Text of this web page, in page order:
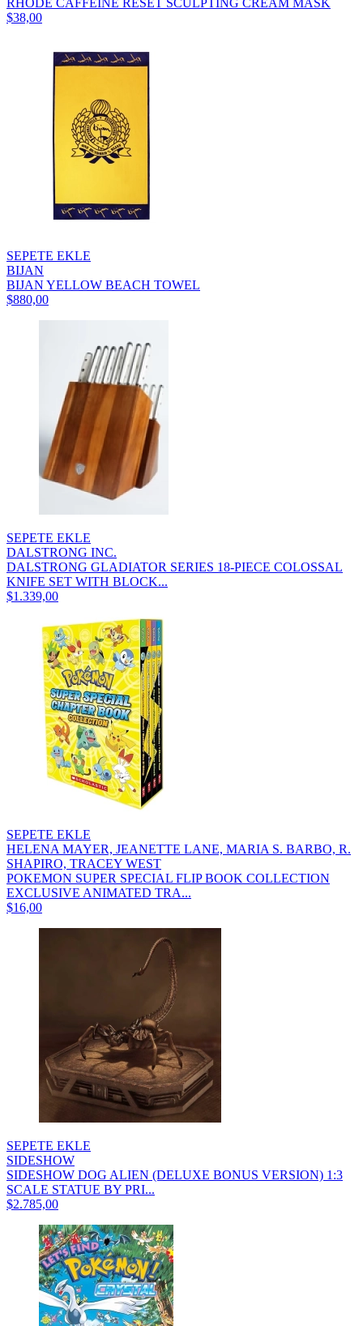
$38,00
SEPETE EKLE
BIJAN
BIJAN YELLOW BEACH TOWEL
$880,00
SEPETE EKLE
DALSTRONG INC.
DALSTRONG GLADIATOR SERIES 18-PIECE COLOSSAL
KNIFE SET WITH BLOCK...
$1.339,00
SEPETE EKLE
HELENA MAYER, JEANETTE LANE, MARIA S. BARBO, R.
SHAPIRO, TRACEY WEST
POKEMON SUPER SPECIAL FLIP BOOK COLLECTION
EXCLUSIVE ANIMATED TRA...
$16,00
SEPETE EKLE
SIDESHOW
SIDESHOW DOG ALIEN (DELUXE BONUS VERSION) 1:3
SCALE STATUE BY PRI...
$2.785,00